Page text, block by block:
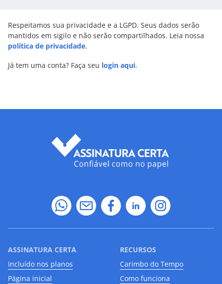
Respeitamos sua privacidade e a LGPD. Seus dados serão
mantidos em sigilo e não serão compartilhados. Leia nossa
política de privacidade.
Já tem uma conta? Faça seu login aqui.
ASSINATURA CERTA
Incluído nos planos
Página inicial
RECURSOS
Carimbo do Tempo
Como funciona